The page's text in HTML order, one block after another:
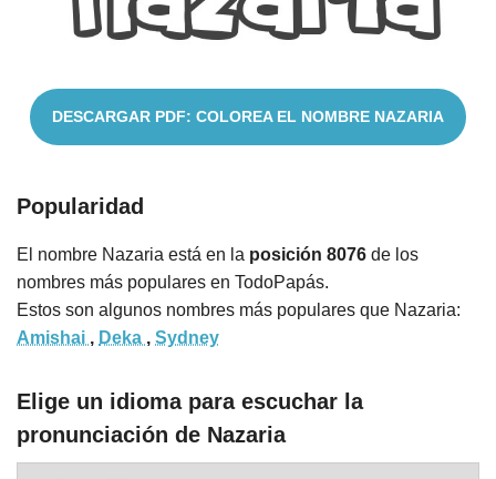
DESCARGAR PDF: COLOREA EL NOMBRE NAZARIA
Popularidad
El nombre Nazaria está en la posición 8076 de los
nombres más populares en TodoPapás.
Estos son algunos nombres más populares que Nazaria:
Amishai , Deka , Sydney
Elige un idioma para escuchar la
pronunciación de Nazaria